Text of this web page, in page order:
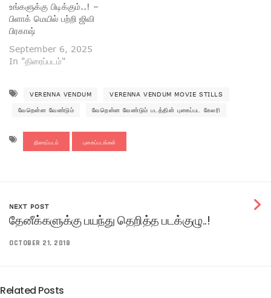
உங்களுக்கு பிடிக்கும்..! –
பிளாக் மெயில் பற்றி ஜிவி
பிரகாஷ்
September 6, 2025
In "திரைப்படம்"
VERENNA VENDUM VERENNA VENDUM MOVIE STILLS
வேறென்ன வேண்டும் வேறென்ன வேண்டும் படத்தின் புகைப்பட கேலரி
திரைப்படம் புகைப்படங்கள்
NEXT POST
தேனீக்களுக்கு பயந்து தெறித்த படக்குழு..!
OCTOBER 21, 2018
Related Posts